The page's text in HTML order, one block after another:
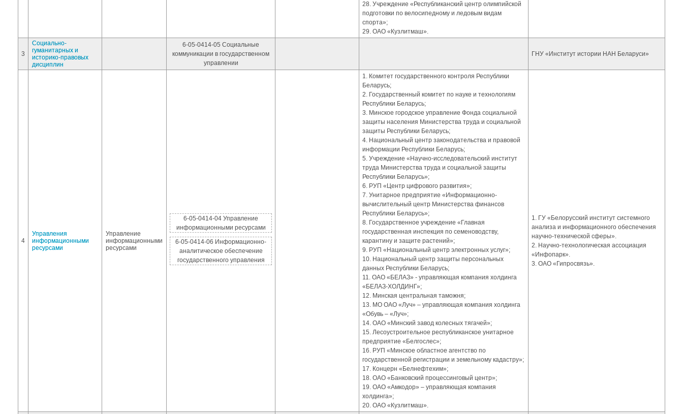
28. Учреждение «Республиканский центр олимпийской
подготовки по велосипедному и ледовым видам
спорта»;
29. ОАО «Кузлитмаш».
3
Социально-
гуманитарных и
историко-правовых
дисциплин
6-05-0414-05 Социальные
коммуникации в государственном
управлении
ГНУ «Институт истории НАН Беларуси»
4
Управления
информационными
ресурсами
Управление
информационными
ресурсами
6-05-0414-04 Управление
информационными ресурсами
6-05-0414-06 Информационно-
аналитическое обеспечение
государственного управления
1. Комитет государственного контроля Республики
Беларусь;
2. Государственный комитет по науке и технологиям
Республики Беларусь;
3. Минское городское управление Фонда социальной
защиты населения Министерства труда и социальной
защиты Республики Беларусь;
4. Национальный центр законодательства и правовой
информации Республики Беларусь;
5. Учреждение «Научно-исследовательский институт
труда Министерства труда и социальной защиты
Республики Беларусь»;
6. РУП «Центр цифрового развития»;
7. Унитарное предприятие «Информационно-
вычислительный центр Министерства финансов
Республики Беларусь»;
8. Государственное учреждение «Главная
государственная инспекция по семеноводству,
карантину и защите растений»;
9. РУП «Национальный центр электронных услуг»;
10. Национальный центр защиты персональных
данных Республики Беларусь;
11. ОАО «БЕЛАЗ» - управляющая компания холдинга
«БЕЛАЗ-ХОЛДИНГ»;
12. Минская центральная таможня;
13. МО ОАО «Луч» – управляющая компания холдинга
«Обувь – «Луч»;
14. ОАО «Минский завод колесных тягачей»;
15. Лесоустроительное республиканское унитарное
предприятие «Белгослес»;
16. РУП «Минское областное агентство по
государственной регистрации и земельному кадастру»;
17. Концерн «Белнефтехим»;
18. ОАО «Банковский процессинговый центр»;
19. ОАО «Амкодор» – управляющая компания
холдинга»;
20. ОАО «Кузлитмаш».
1. ГУ «Белорусский институт системного
анализа и информационного обеспечения
научно-технической сферы».
2. Научно-технологическая ассоциация
«Инфопарк».
3. ОАО «Гипросвязь».